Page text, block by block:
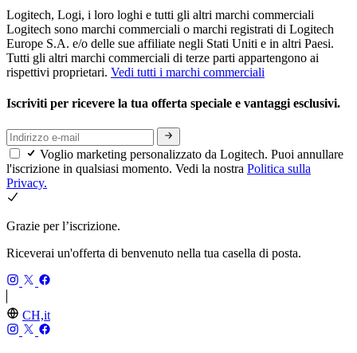
Logitech, Logi, i loro loghi e tutti gli altri marchi commerciali
Logitech sono marchi commerciali o marchi registrati di Logitech
Europe S.A. e/o delle sue affiliate negli Stati Uniti e in altri Paesi.
Tutti gli altri marchi commerciali di terze parti appartengono ai
rispettivi proprietari. Vedi tutti i marchi commerciali
Iscriviti per ricevere la tua offerta speciale e vantaggi esclusivi.
Voglio marketing personalizzato da Logitech. Puoi annullare
l'iscrizione in qualsiasi momento. Vedi la nostra Politica sulla
Privacy.
Grazie per l’iscrizione.
Riceverai un'offerta di benvenuto nella tua casella di posta.
CH,it